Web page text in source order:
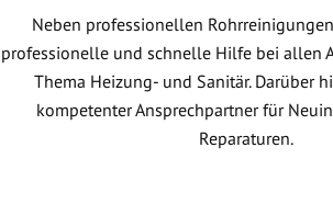
Neben professionellen
professionelle und schnelle Hilfe bei allen
Thema Heizung- und Sanitär. Darüber
kompetenter Ansprechpartner für
Reparaturen.